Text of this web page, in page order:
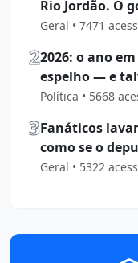
Rio Jordão. O
Geral • 7471
22026: o ano
espelho — e
Política • 5668
3Fanáticos
como se o
Geral • 5322